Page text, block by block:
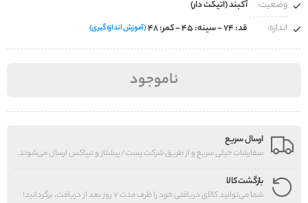
وضعیت:
آکبند (اتیکت دار)
اندازه:
قد: ۷۴ - سینه: ۴۵ - کمر: ۴۸ (آموزش اندازه‌گیری)
ناموجود
ارسال سریع
سفارشات خیلی سریع و از طریق شرکت پست/پیشتاز و تیپاکس ارسال می‌شوند.
بازگشت کالا
شما می‌توانید کالای دریافتی خود را ظرف مدت 7 روز بعد از دریافت، برگردانید!